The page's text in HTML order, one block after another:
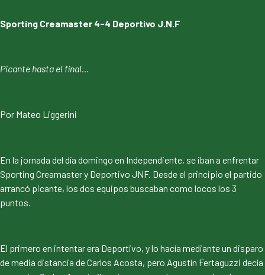
Sporting Creamaster 4-4 Deportivo J.N.F
Picante hasta el final…
Por Mateo Liggerini
En la jornada del día domingo en Independiente, se iban a enfrentar
Sporting Creamaster y Deportivo JNF. Desde el principio el partido
arrancó picante, los dos equipos buscaban como locos los 3
puntos.
El primero en intentar era Deportivo, y lo hacía mediante un disparo
de media distancia de Carlos Acosta, pero Agustín Fertaguzzi decía